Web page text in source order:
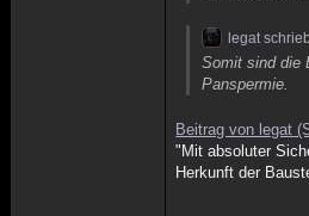
legat
Somit sind die
Panspermie.
Beitrag von legat
"Mit absoluter
Herkunft der